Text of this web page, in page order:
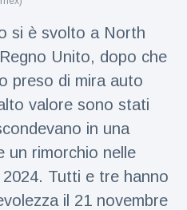
si è svolto a North
Unito, dopo che
preso di mira auto
valore sono stati
in una
un rimorchio nelle
Tutti e tre hanno
il 21 novembre